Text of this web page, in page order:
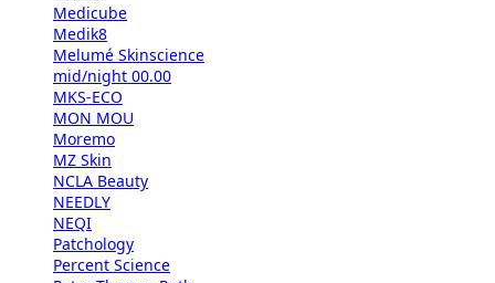
Medicube
Medik8
Melumé Skinscience
mid/night 00.00
MKS-ECO
MON MOU
Moremo
MZ Skin
NCLA Beauty
NEEDLY
NEQI
Patchology
Percent Science